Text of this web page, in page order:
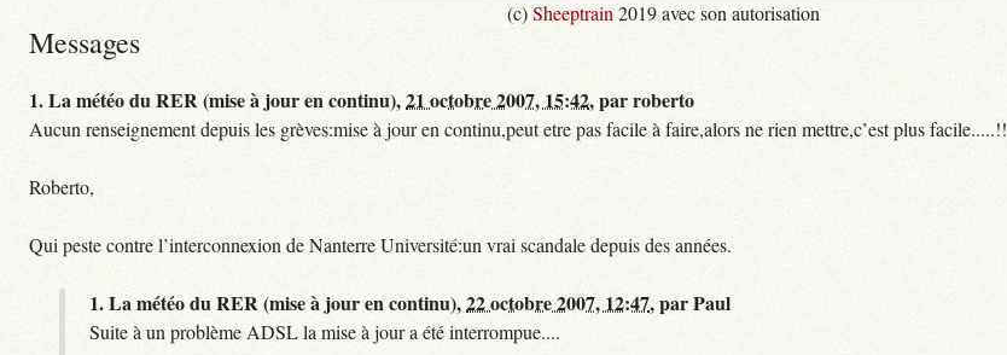
(c)Sheeptrain 2019 avec son autorisation
Messages
1.La météo du RER (mise à jour en continu),21 octobre 2007, 15:42,parroberto
Aucun renseignement depuis les grèves:mise à jour en continu,peut etre pas facile à faire,alors ne rien mettre,c’est plus facile.....!!
Roberto,
Qui peste contre l’interconnexion de Nanterre Université:un vrai scandale depuis des années.
1.La météo du RER (mise à jour en continu),22 octobre 2007, 12:47,parPaul
Suite à un problème ADSL la mise à jour a été interrompue....